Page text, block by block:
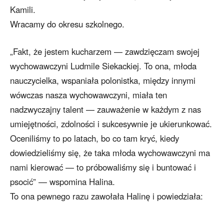
Kamili.
Wracamy do okresu szkolnego.
„Fakt, że jestem kucharzem — zawdzięczam swojej
wychowawczyni Ludmile Siekackiej. To ona, młoda
nauczycielka, wspaniała polonistka, między innymi
wówczas nasza wychowawczyni, miała ten
nadzwyczajny talent — zauważenie w każdym z nas
umiejętności, zdolności i sukcesywnie je ukierunkować.
Oceniliśmy to po latach, bo co tam kryć, kiedy
dowiedzieliśmy się, że taka młoda wychowawczyni ma
nami kierować — to próbowaliśmy się i buntować i
psocić” — wspomina Halina.
To ona pewnego razu zawołała Halinę i powiedziała: